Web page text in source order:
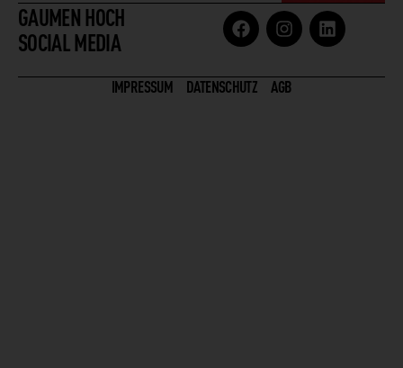
GAUMEN HOCH
SOCIAL MEDIA
IMPRESSUM DATENSCHUTZ AGB